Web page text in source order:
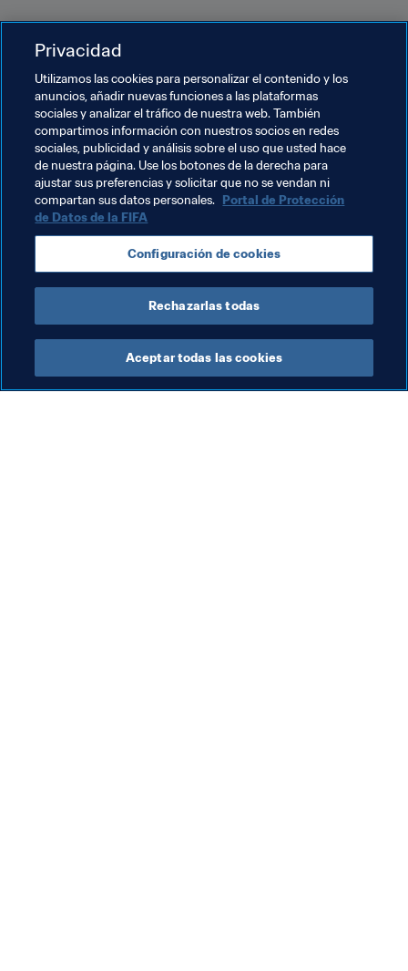
COPA ÁRABE DE LA FIFA 2021™
La campaña #ACTogether fomentará
el acceso equitativo a los recursos
contra la COVID-19 durante la Copa
Árabe de la FIFA™
Temas relacionados
Medicina Organización
Copa Árabe de la FIFA 2021™
Privacidad
Utilizamos las cookies para personalizar el contenido y los
anuncios, añadir nuevas funciones a las plataformas
sociales y analizar el tráfico de nuestra web. También
compartimos información con nuestros socios en redes
sociales, publicidad y análisis sobre el uso que usted hace
de nuestra página. Use los botones de la derecha para
ajustar sus preferencias y solicitar que no se vendan ni
compartan sus datos personales. Portal de Protección
de Datos de la FIFA
Configuración de cookies
Rechazarlas todas
Aceptar todas las cookies